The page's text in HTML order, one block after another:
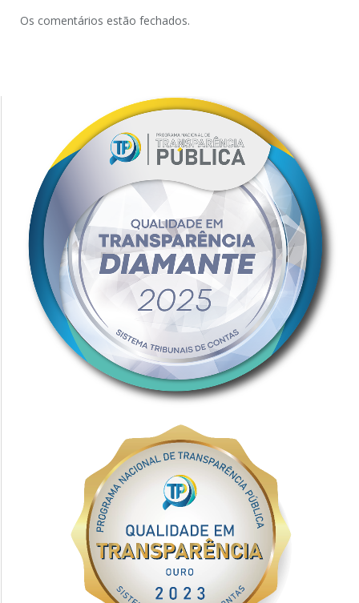
Os comentários estão fechados.